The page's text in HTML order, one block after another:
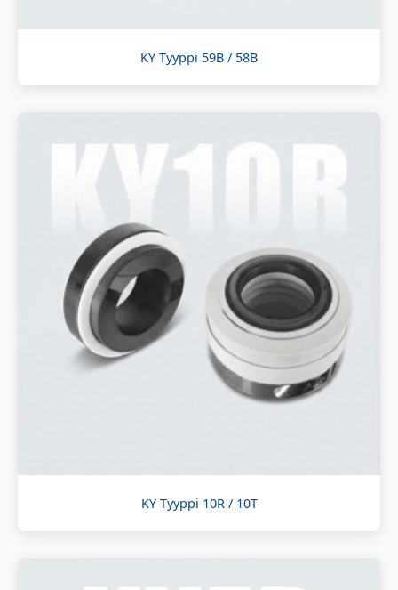
KY Tyyppi 59B / 58B
KY Tyyppi 10R / 10T